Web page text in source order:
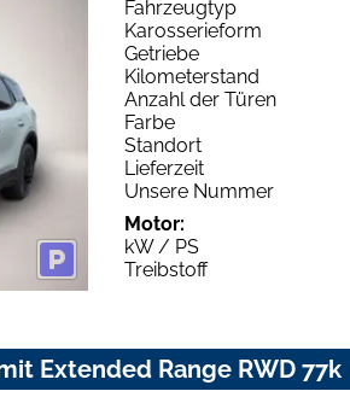
Fahrzeugtyp
Karosserieform
Getriebe
Kilometerstand
Anzahl der Türen
Farbe
Standort
Lieferzeit
Unsere Nummer
Motor:
kW / PS
Treibstoff
Extended Range RWD 77k